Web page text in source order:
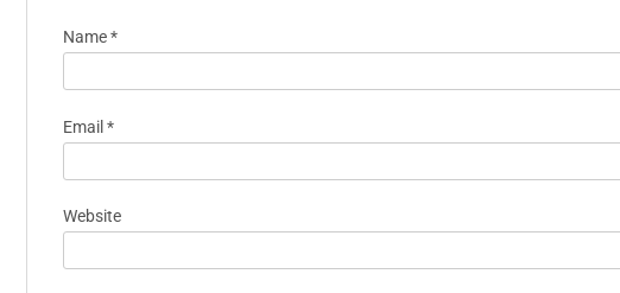
Name*
Email *
Website